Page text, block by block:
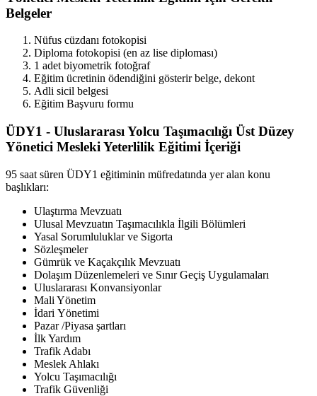
Belgeler
Nüfus cüzdanı fotokopisi
Diploma fotokopisi (en az lise diploması)
1 adet biyometrik fotoğraf
Eğitim ücretinin ödendiğini gösterir belge, dekont
Adli sicil belgesi
Eğitim Başvuru formu
ÜDY1 - Uluslararası Yolcu Taşımacılığı Üst Düzey
Yönetici Mesleki Yeterlilik Eğitimi İçeriği
95 saat süren ÜDY1 eğitiminin müfredatında yer alan konu
başlıkları:
Ulaştırma Mevzuatı
Ulusal Mevzuatın Taşımacılıkla İlgili Bölümleri
Yasal Sorumluluklar ve Sigorta
Sözleşmeler
Gümrük ve Kaçakçılık Mevzuatı
Dolaşım Düzenlemeleri ve Sınır Geçiş Uygulamaları
Uluslararası Konvansiyonlar
Mali Yönetim
İdari Yönetimi
Pazar /Piyasa şartları
İlk Yardım
Trafik Adabı
Meslek Ahlakı
Yolcu Taşımacılığı
Trafik Güvenliği